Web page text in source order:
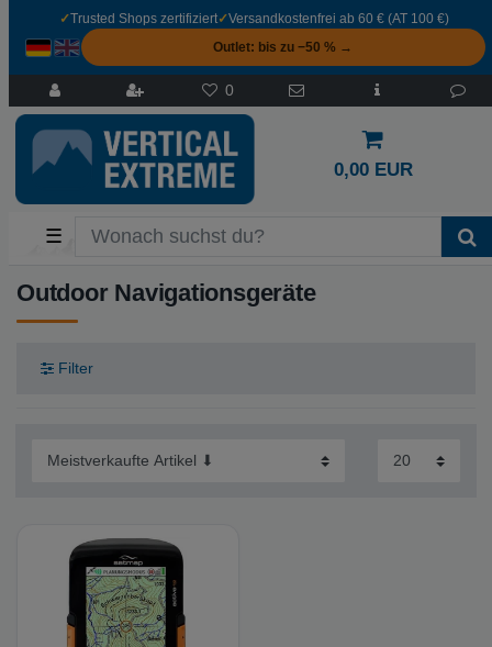
✓Trusted Shops zertifiziert✓Versandkostenfrei ab 60 € (AT 100 €)
Outlet: bis zu −50 % →
0
0,00 EUR
☰
Outdoor Navigationsgeräte
Filter